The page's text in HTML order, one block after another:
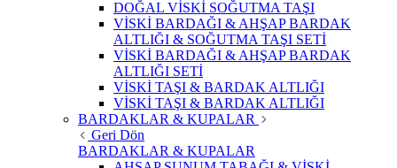
DOĞAL VİSKİ SOĞUTMA TAŞI
VİSKİ BARDAĞI & AHŞAP BARDAK
ALTLIĞI & SOĞUTMA TAŞI SETİ
VİSKİ BARDAĞI & AHŞAP BARDAK
ALTLIĞI SETİ
VİSKİ TAŞI & BARDAK ALTLIĞI
VİSKİ TAŞI & BARDAK ALTLIĞI
BARDAKLAR & KUPALAR
Geri Dön
BARDAKLAR & KUPALAR